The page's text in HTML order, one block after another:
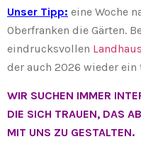
Unser Tipp: eine Woche
Oberfranken die Gärten.
eindrucksvollen
der auch 2026 wieder
WIR SUCHEN IMMER
DIE SICH TRAUEN, DAS
MIT UNS ZU GESTALTEN.